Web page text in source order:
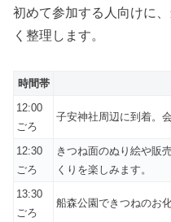
初めて参加する人向けに
く整理します。
時間帯
12:00
ごろ
子安神社周辺に到着。
12:30
ごろ
きつね面のぬり絵や販
くりを楽しみます。
13:30
ごろ
船森公園できつねのお